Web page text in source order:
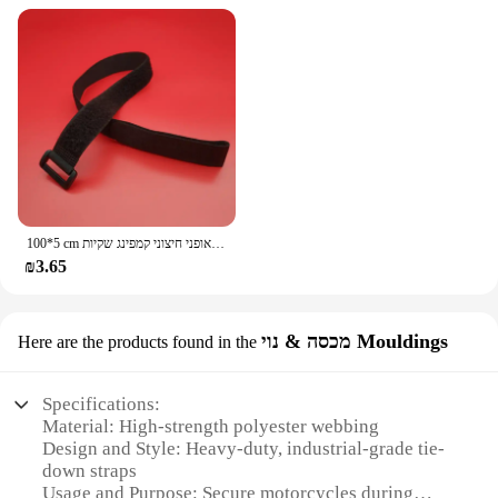
100*5 cm ניילון מטען רצועות צמדן אטב מחגר חגורת מטען מחזיק אטב עבור אופנוע אופני חיצוני קמפינג שקיות
₪3.65
Here are the products found in the מכסה & נוי Mouldings
Specifications:
Material: High-strength polyester webbing
Design and Style: Heavy-duty, industrial-grade tie-
down straps
Usage and Purpose: Secure motorcycles during